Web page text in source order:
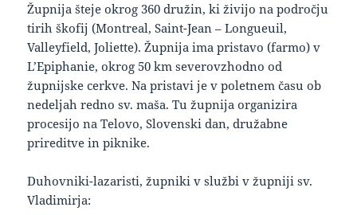
Župnija šteje okrog 360 družin, ki živijo na področju
tirih škofij (Montreal, Saint-Jean – Longueuil,
Valleyfield, Joliette). Župnija ima pristavo (farmo) v
L’Epiphanie, okrog 50 km severovzhodno od
župnijske cerkve. Na pristavi je v poletnem času ob
nedeljah redno sv. maša. Tu župnija organizira
procesijo na Telovo, Slovenski dan, družabne
prireditve in piknike.
Duhovniki-lazaristi, župniki v službi v župniji sv.
Vladimirja: